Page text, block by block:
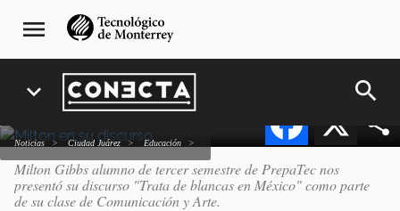
navegación
principal
menu
expand_more search
Noticias Ciudad Juárez Educación
quiere generar un cambio
en México
Facebook
Milton Gibbs alumno de tercer semestre de PrepaTec nos
presentó su discurso "Trata de blancas en México" como parte
de su clase de Comunicación y Arte.